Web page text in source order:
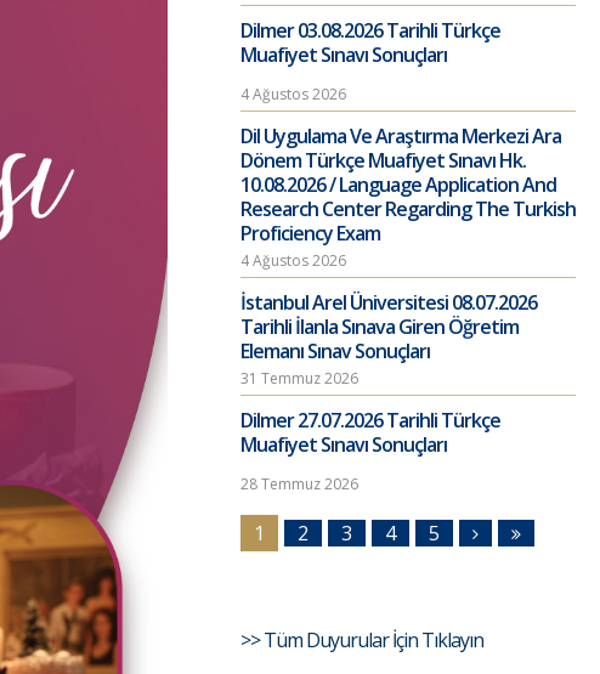
Dilmer 03.08.2026 Tarihli Türkçe
Muafiyet Sınavı Sonuçları
4 Ağustos 2026
Dil Uygulama Ve Araştırma Merkezi Ara
Dönem Türkçe Muafiyet Sınavı Hk.
10.08.2026 / Language Application And
Research Center Regarding The Turkish
Proficiency Exam
4 Ağustos 2026
İstanbul Arel Üniversitesi 08.07.2026
Tarihli İlanla Sınava Giren Öğretim
Elemanı Sınav Sonuçları
31 Temmuz 2026
Dilmer 27.07.2026 Tarihli Türkçe
Muafiyet Sınavı Sonuçları
28 Temmuz 2026
1 2 3 4 5
>> Tüm Duyurular İçin Tıklayın